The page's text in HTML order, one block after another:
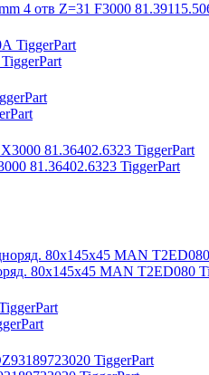
4 отв Z=31 F3000
81.36402.6323 TiggerPart
80х145х45 MAN T2ED080